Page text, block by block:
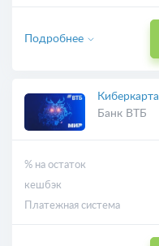
Подробнее
Киберкарта
Банк ВТБ
% на остаток
кешбэк
Платежная система